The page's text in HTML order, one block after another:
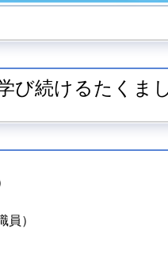
び続けるたくま
員）